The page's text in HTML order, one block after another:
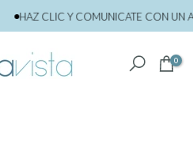
HAZ CLIC Y COMUNICATE CON UN
0